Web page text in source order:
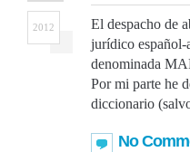
2012
El despacho de
jurídico español-
denominada
Por mi parte he
diccionario
No